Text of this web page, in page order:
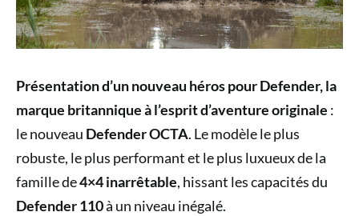
Présentation d’un nouveau héros pour Defender, la
marque britannique à l’esprit d’aventure originale :
le nouveau Defender OCTA. Le modèle le plus
robuste, le plus performant et le plus luxueux de la
famille de4×4 inarrêtable, hissant les capacités du
Defender 110à un niveau inégalé.